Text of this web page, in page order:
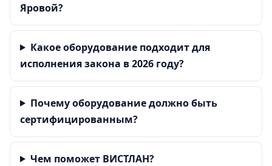
Яровой?
Какое оборудование подходит для
исполнения закона в 2026 году?
Почему оборудование должно быть
сертифицированным?
Чем поможет ВИСТЛАН?